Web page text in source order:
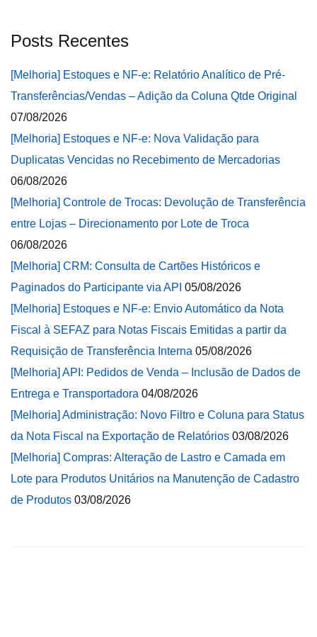
Posts Recentes
[Melhoria] Estoques e NF-e: Relatório Analítico de Pré-
Transferências/Vendas – Adição da Coluna Qtde Original
07/08/2026
[Melhoria] Estoques e NF-e: Nova Validação para
Duplicatas Vencidas no Recebimento de Mercadorias
06/08/2026
[Melhoria] Controle de Trocas: Devolução de Transferência
entre Lojas – Direcionamento por Lote de Troca
06/08/2026
[Melhoria] CRM: Consulta de Cartões Históricos e
Paginados do Participante via API 05/08/2026
[Melhoria] Estoques e NF-e: Envio Automático da Nota
Fiscal à SEFAZ para Notas Fiscais Emitidas a partir da
Requisição de Transferência Interna 05/08/2026
[Melhoria] API: Pedidos de Venda – Inclusão de Dados de
Entrega e Transportadora 04/08/2026
[Melhoria] Administração: Novo Filtro e Coluna para Status
da Nota Fiscal na Exportação de Relatórios 03/08/2026
[Melhoria] Compras: Alteração de Lastro e Camada em
Lote para Produtos Unitários na Manutenção de Cadastro
de Produtos 03/08/2026